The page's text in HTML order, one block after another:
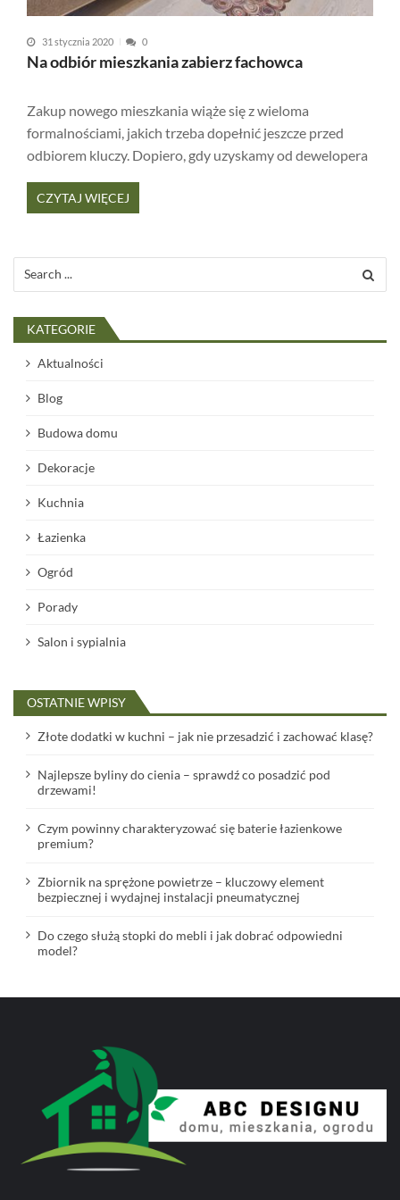
31 stycznia 2020 0
Na odbiór mieszkania zabierz fachowca
Zakup nowego mieszkania wiąże się z wieloma
formalnościami, jakich trzeba dopełnić jeszcze przed
odbiorem kluczy. Dopiero, gdy uzyskamy od dewelopera
CZYTAJ WIĘCEJ
for:
KATEGORIE
Aktualności
Blog
Budowa domu
Dekoracje
Kuchnia
Łazienka
Ogród
Porady
Salon i sypialnia
OSTATNIE WPISY
Złote dodatki w kuchni – jak nie przesadzić i zachować klasę?
Najlepsze byliny do cienia – sprawdź co posadzić pod
drzewami!
Czym powinny charakteryzować się baterie łazienkowe
premium?
Zbiornik na sprężone powietrze – kluczowy element
bezpiecznej i wydajnej instalacji pneumatycznej
Do czego służą stopki do mebli i jak dobrać odpowiedni
model?